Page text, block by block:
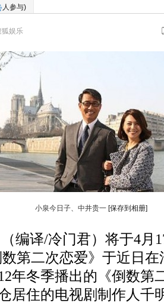
人参与)
狐娱乐
小泉今日子、中井贵一 [保存到相册]
译/冷门君）将于4月
数第二次恋爱》于近日
年冬季播出的《倒数第
居住的电视剧制作人千